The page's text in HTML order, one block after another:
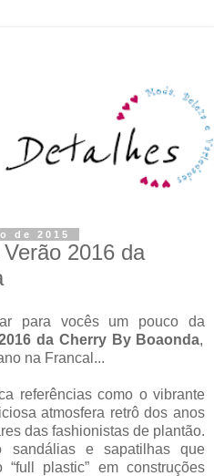
de 2015
2016 da
para vocês um pouco da
da Cherry By Boaonda,
na Francal...
referências como o vibrante
atmosfera retrô dos anos
das fashionistas de plantão.
sandálias e sapatilhas que
plastic” em construções